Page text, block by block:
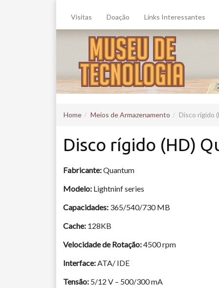
Visitas Doação Links Interessantes
Home Meios de Armazenamento Disco rígido
Disco rígido (HD)
Fabricante:Quantum
Modelo:Lightninf series
Capacidades: 365/540/730 MB
Cache: 128KB
Velocidade de Rotação:4500 rpm
Interface:ATA/ IDE
Tensão:5/12 V – 500/300 mA